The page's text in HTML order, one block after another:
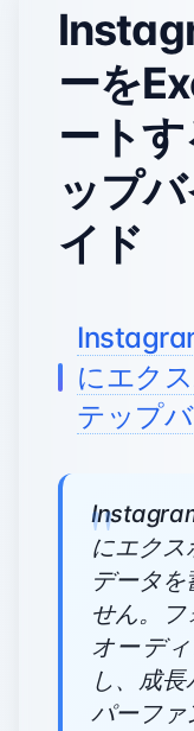
ーを
ート
ップ
イド
にエク
テップ
にエクス
データを
せん。フ
オーデ
し、成
パーファ